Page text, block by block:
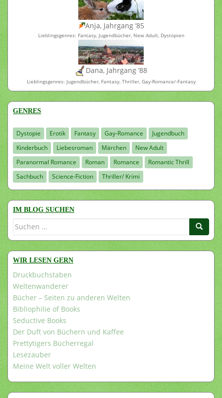
Anja, Jahrgang ’85
Lieblingsgenres: Fantasy, Jugendbücher, New Adult, Dystopien
Dana, Jahrgang ’88
Lieblingsgenres: Jugendbücher, Fantasy, Thriller, Gay-Romance/-Fantasy
GENRES
Dystopie Erotik Fantasy Gay-Romance
Jugendbuch
Kinderbuch
Liebesroman Märchen
New Adult
Paranormal Romance
Roman Romance
Romantic Thrill
Sachbuch
Science-Fiction Thriller/ Krimi
IM BLOG SUCHEN
Suchen
WIR LESEN GERN
Druckbuchstaben
Weltenwanderer
Bücher – Seiten zu anderen Welten
Bibliophilie of Books
Seductive Books
Der Duft von Büchern und Kaffee
Prettytigers Bücherregal
Lesezauber
Meine Welt voller Welten